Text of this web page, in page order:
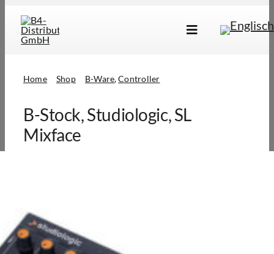
content
Toggle
Händlersuche
Home Shop B-Ware Controller
B-Stock, Studiologic, SL
Mixface